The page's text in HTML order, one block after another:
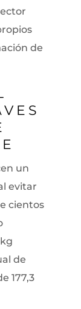
de
un
evitar
cientos
de
177,3